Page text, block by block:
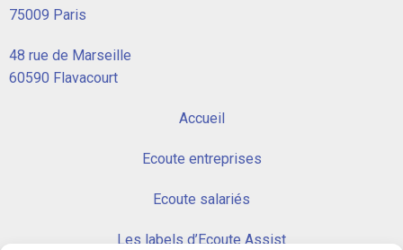
75009 Paris
48 rue de Marseille
60590 Flavacourt
Accueil
Ecoute entreprises
Ecoute salariés
Les labels d’Ecoute Assist